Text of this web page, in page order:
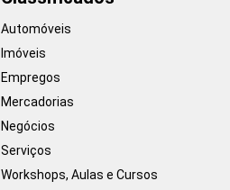
Automóveis
Imóveis
Empregos
Mercadorias
Negócios
Serviços
Workshops, Aulas e Cursos